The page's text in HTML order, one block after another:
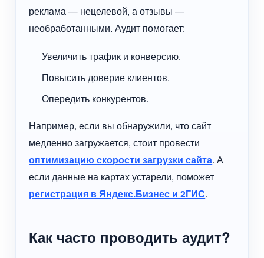
реклама — нецелевой, а отзывы —
необработанными. Аудит помогает:
Увеличить трафик и конверсию.
Повысить доверие клиентов.
Опередить конкурентов.
Например, если вы обнаружили, что сайт
медленно загружается, стоит провести
оптимизацию скорости загрузки сайта. А
если данные на картах устарели, поможет
регистрация в Яндекс.Бизнес и 2ГИС.
Как часто проводить аудит?